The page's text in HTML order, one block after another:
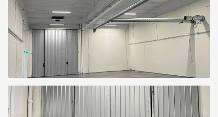
Bristagatan
16C